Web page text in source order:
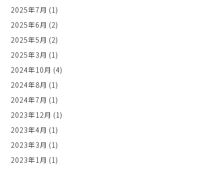
2025年7月 (1)
2025年6月 (2)
2025年5月 (2)
2025年3月 (1)
2024年10月 (4)
2024年8月 (1)
2024年7月 (1)
2023年12月 (1)
2023年4月 (1)
2023年3月 (1)
2023年1月 (1)